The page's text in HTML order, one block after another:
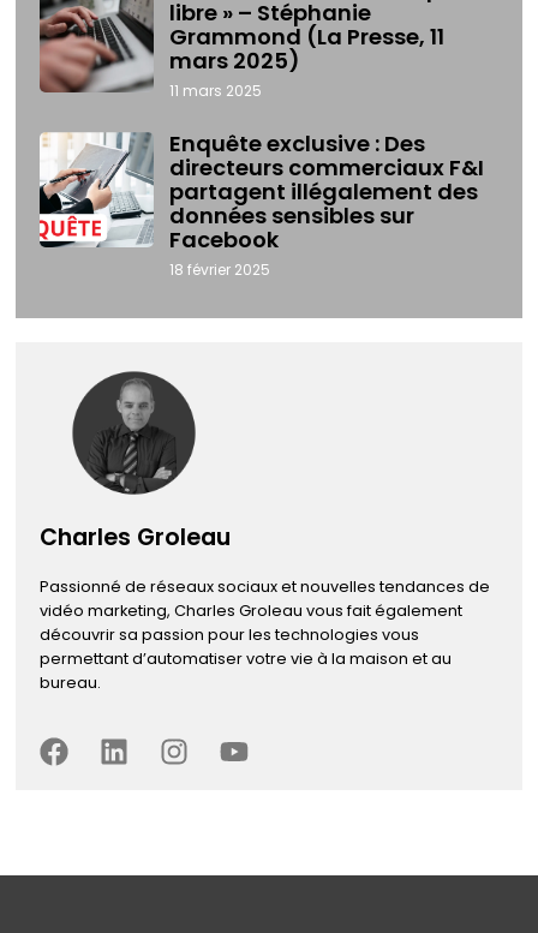
libre » – Stéphanie
Grammond (La Presse, 11
mars 2025)
11 mars 2025
Enquête exclusive : Des
directeurs commerciaux F&I
partagent illégalement des
données sensibles sur
Facebook
18 février 2025
Charles Groleau
Passionné de réseaux sociaux et nouvelles tendances de
vidéo marketing, Charles Groleau vous fait également
découvrir sa passion pour les technologies vous
permettant d’automatiser votre vie à la maison et au
bureau.